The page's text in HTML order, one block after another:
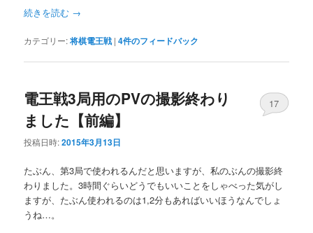
続きを読む →
カテゴリー:将棋電王戦 |4件のフィードバック
電王戦3局用のPVの撮影終わり
ました【前編】
投稿日時:2015年3月13日
17
たぶん、第3局で使われるんだと思いますが、私のぶんの撮影終
わりました。3時間ぐらいどうでもいいことをしゃべった気がし
ますが、たぶん使われるのは1,2分もあればいいほうなんでしょ
うね…。